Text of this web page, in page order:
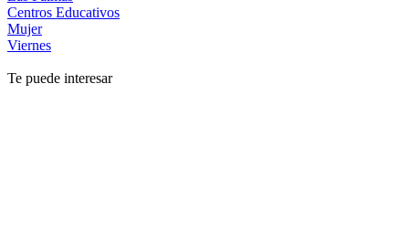
Centros Educativos
Mujer
Viernes
Te puede interesar